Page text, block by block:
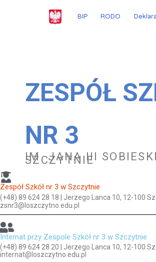
BIP RODO
ZESPÓŁ
NR 3
IM. JANA III
SZCZYTNIE
Zespół Szkół nr 3 w Szczytnie
(+48) 89 624 28 18 | Jerzego Lanca 10, 12-100
zsnr3@loszczytno.edu.pl
Internat przy Zespole Szkół nr 3 w Szczytnie
(+48) 89 624 28 20 | Jerzego Lanca 10, 12-100
internat@loszczytno.edu.pl